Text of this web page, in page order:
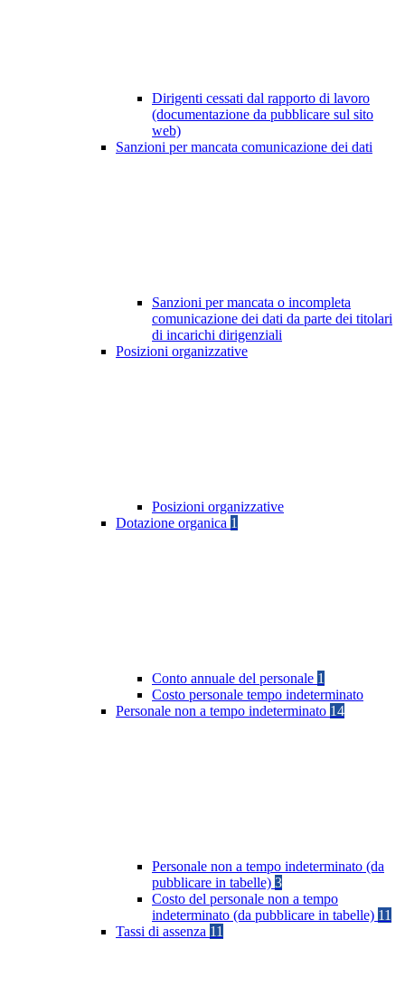
Dirigenti cessati dal rapporto di lavoro
(documentazione da pubblicare sul sito
web)
Sanzioni per mancata comunicazione dei dati
Sanzioni per mancata o incompleta
comunicazione dei dati da parte dei titolari
di incarichi dirigenziali
Posizioni organizzative
Posizioni organizzative
Dotazione organica 1
Conto annuale del personale 1
Costo personale tempo indeterminato
Personale non a tempo indeterminato 14
Personale non a tempo indeterminato (da
pubblicare in tabelle) 3
Costo del personale non a tempo
indeterminato (da pubblicare in tabelle) 11
Tassi di assenza 11